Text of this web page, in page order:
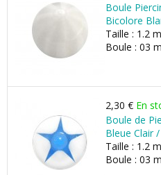
Boule
Bicolore
Taille : 1.2
Boule : 03
2,30 € En
Boule de
Bleue Clair
Taille : 1.2
Boule : 03